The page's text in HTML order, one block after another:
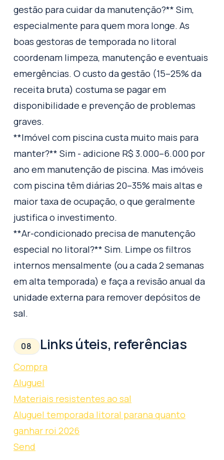
gestão para cuidar da manutenção?** Sim,
especialmente para quem mora longe. As
boas gestoras de temporada no litoral
coordenam limpeza, manutenção e eventuais
emergências. O custo da gestão (15–25% da
receita bruta) costuma se pagar em
disponibilidade e prevenção de problemas
graves.
**Imóvel com piscina custa muito mais para
manter?** Sim - adicione R$ 3.000–6.000 por
ano em manutenção de piscina. Mas imóveis
com piscina têm diárias 20–35% mais altas e
maior taxa de ocupação, o que geralmente
justifica o investimento.
**Ar-condicionado precisa de manutenção
especial no litoral?** Sim. Limpe os filtros
internos mensalmente (ou a cada 2 semanas
em alta temporada) e faça a revisão anual da
unidade externa para remover depósitos de
sal.
08 Links úteis, referências
Compra
Aluguel
Materiais resistentes ao sal
Aluguel temporada litoral parana quanto
ganhar roi 2026
Send